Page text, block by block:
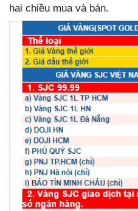
hai chiều mua và bán.